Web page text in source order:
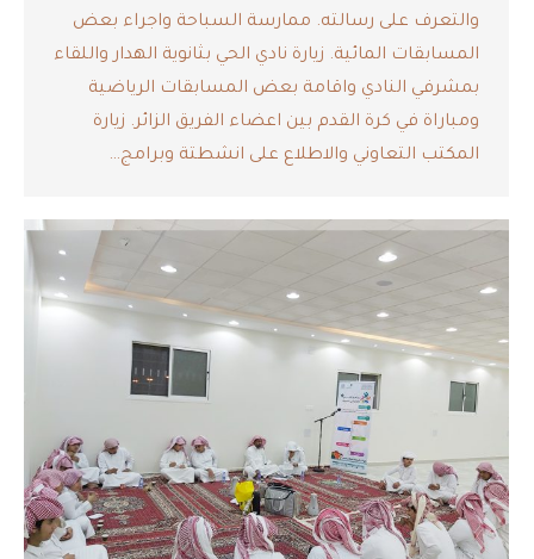
والتعرف على رسالته. ممارسة السباحة واجراء بعض
المسابقات المائية. زيارة نادي الحي بثانوية الهدار واللقاء
بمشرفي النادي واقامة بعض المسابقات الرياضية
ومباراة في كرة القدم بين اعضاء الفريق الزائر. زيارة
المكتب التعاوني والاطلاع على انشطتة وبرامج…